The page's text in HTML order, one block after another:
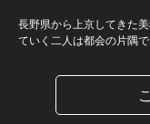
長野県から上京してきた
ていく二人は都会の片隅